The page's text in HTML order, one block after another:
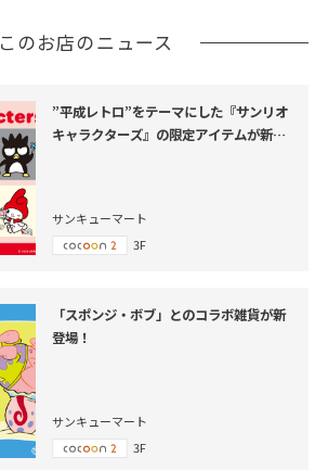
このお店のニュース
”平成レトロ”をテーマにした『サンリオ
キャラクターズ』の限定アイテムが新登
サンキューマート
3F
「スポンジ・ボブ」とのコラボ雑貨が新
登場！
サンキューマート
3F